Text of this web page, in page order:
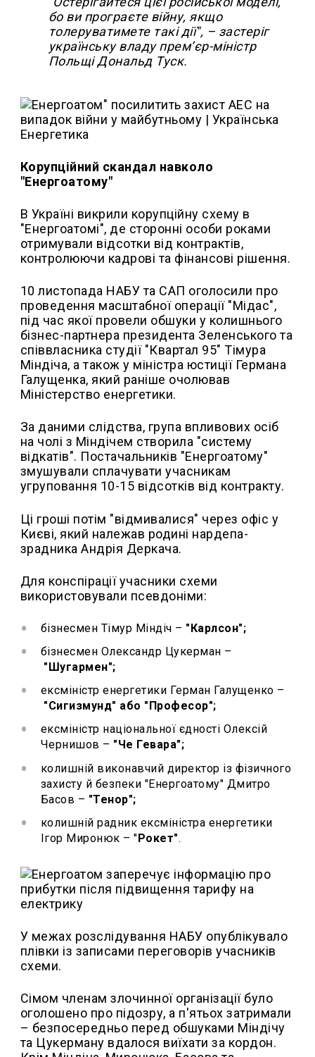
бо ви програєте війну, якщо
толеруватимете такі дії", – застеріг
українську владу прем’єр-міністр
Польщі Дональд Туск.
Корупційний скандал навколо
"Енергоатому"
В Україні викрили корупційну схему в
"Енергоатомі", де сторонні особи роками
отримували відсотки від контрактів,
контролюючи кадрові та фінансові рішення.
10 листопада НАБУ та САП оголосили про
проведення масштабної операції "Мідас",
під час якої провели обшуки у колишнього
бізнес-партнера президента Зеленського та
співвласника студії "Квартал 95" Тімура
Міндіча, а також у міністра юстиції Германа
Галущенка, який раніше очолював
Міністерство енергетики.
За даними слідства, група впливових осіб
на чолі з Міндічем створила "систему
відкатів". Постачальників "Енергоатому"
змушували сплачувати учасникам
угруповання 10-15 відсотків від контракту.
Ці гроші потім "відмивалися" через офіс у
Києві, який належав родині нардепа-
зрадника Андрія Деркача.
Для конспірації учасники схеми
використовували псевдоніми:
бізнесмен Тімур Міндіч – "Карлсон";
бізнесмен Олександр Цукерман –
"Шугармен";
ексміністр енергетики Герман Галущенко –
"Сигизмунд" або "Професор";
ексміністр національної єдності Олексій
Чернишов – "Че Гевара";
колишній виконавчий директор із фізичного
захисту й безпеки "Енергоатому" Дмитро
Басов – "Тенор";
колишній радник ексміністра енергетики
Ігор Миронюк – "Рокет".
У межах розслідування НАБУ опублікувало
плівки із записами переговорів учасників
схеми.
Сімом членам злочинної організації було
оголошено про підозру, а п'ятьох затримали
– безпосередньо перед обшуками Міндічу
та Цукерману вдалося виїхати за кордон.